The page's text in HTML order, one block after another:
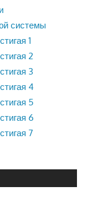
системы
1
2
3
4
5
6
7